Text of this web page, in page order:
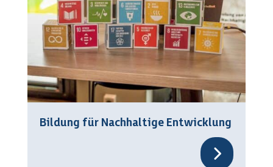
Bildung für Nachhaltige Entwicklung